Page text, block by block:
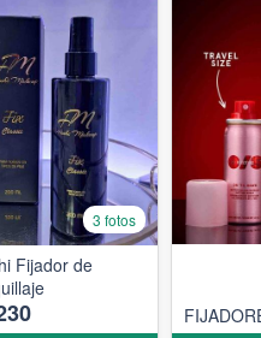
3 fotos
Fijador de